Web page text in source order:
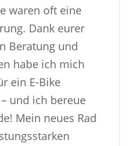
waren oft eine
Dank eurer
Beratung und
habe ich mich
ein E-Bike
und ich bereue
Mein neues Rad